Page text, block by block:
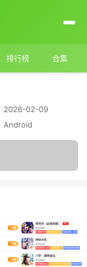
排行榜 合集
2026-02-09
Android